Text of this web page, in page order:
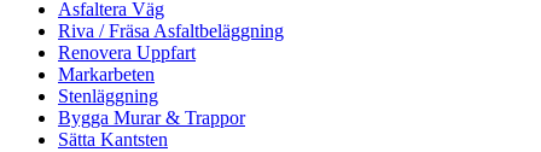
Asfaltera Väg
Riva / Fräsa Asfaltbeläggning
Renovera Uppfart
Markarbeten
Stenläggning
Bygga Murar & Trappor
Sätta Kantsten